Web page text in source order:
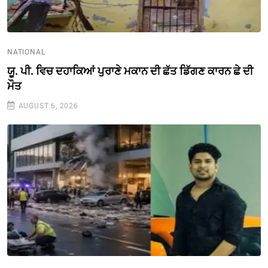
NATIONAL
ਯੂ. ਪੀ. ਵਿਚ ਦਹਾਕਿਆਂ ਪੁਰਾਣੇ ਮਕਾਨ ਦੀ ਛੱਤ ਡਿੱਗਣ ਕਾਰਨ ਛੇ ਦੀ
ਮੌਤ
AUGUST 6, 2026